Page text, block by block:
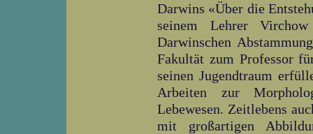
Darwins «Über die
seinem Lehrer
Darwinschen
Fakultät zum Professor
seinen Jugendtraum
Arbeiten zur
Lebewesen. Zeitlebens
mit großartigen